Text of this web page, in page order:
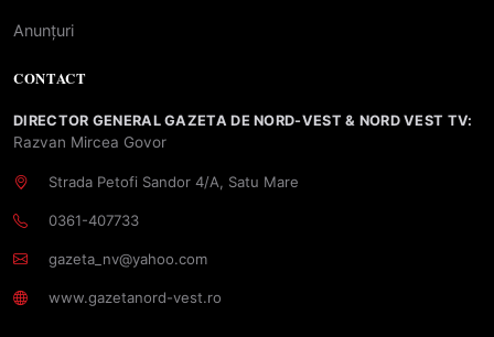
Anunțuri
CONTACT
DIRECTOR GENERAL GAZETA DE NORD-VEST & NORD VEST TV:
Razvan Mircea Govor
Strada Petofi Sandor 4/A, Satu Mare
0361-407733
gazeta_nv@yahoo.com
www.gazetanord-vest.ro